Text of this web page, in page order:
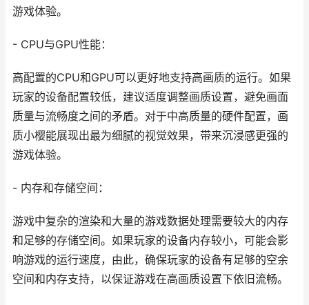
游戏体验。
- CPU与GPU性能：
高配置的CPU和GPU可以更好地支持高画质的运行。如果
玩家的设备配置较低，建议适度调整画质设置，避免画面
质量与流畅度之间的矛盾。对于中高质量的硬件配置，画
质小樱能展现出最为细腻的视觉效果，带来沉浸感更强的
游戏体验。
- 内存和存储空间：
游戏中复杂的渲染和大量的游戏数据处理需要较大的内存
和足够的存储空间。如果玩家的设备内存较小，可能会影
响游戏的运行速度，由此，确保玩家的设备有足够的空余
空间和内存支持，以保证游戏在高画质设置下依旧流畅。